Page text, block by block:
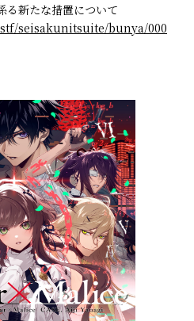
る新たな措置について
seisakunitsuite/bunya/000